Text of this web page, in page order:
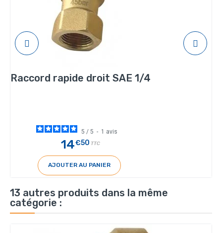
Raccord rapide droit SAE 1/4
5 / 5 - 1 avis
14€50 TTC
AJOUTER AU PANIER
13 autres produits dans la même
catégorie :